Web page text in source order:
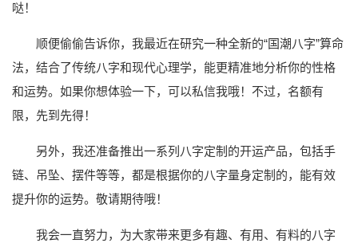
哒！
顺便偷偷告诉你，我最近在研究一种全新的“国潮八字”算命
法，结合了传统八字和现代心理学，能更精准地分析你的性格
和运势。如果你想体验一下，可以私信我哦！不过，名额有
限，先到先得！
另外，我还准备推出一系列八字定制的开运产品，包括手
链、吊坠、摆件等等，都是根据你的八字量身定制的，能有效
提升你的运势。敬请期待哦！
我会一直努力，为大家带来更多有趣、有用、有料的八字